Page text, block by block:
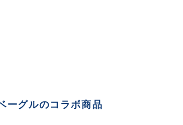
ーグルのコラボ商品